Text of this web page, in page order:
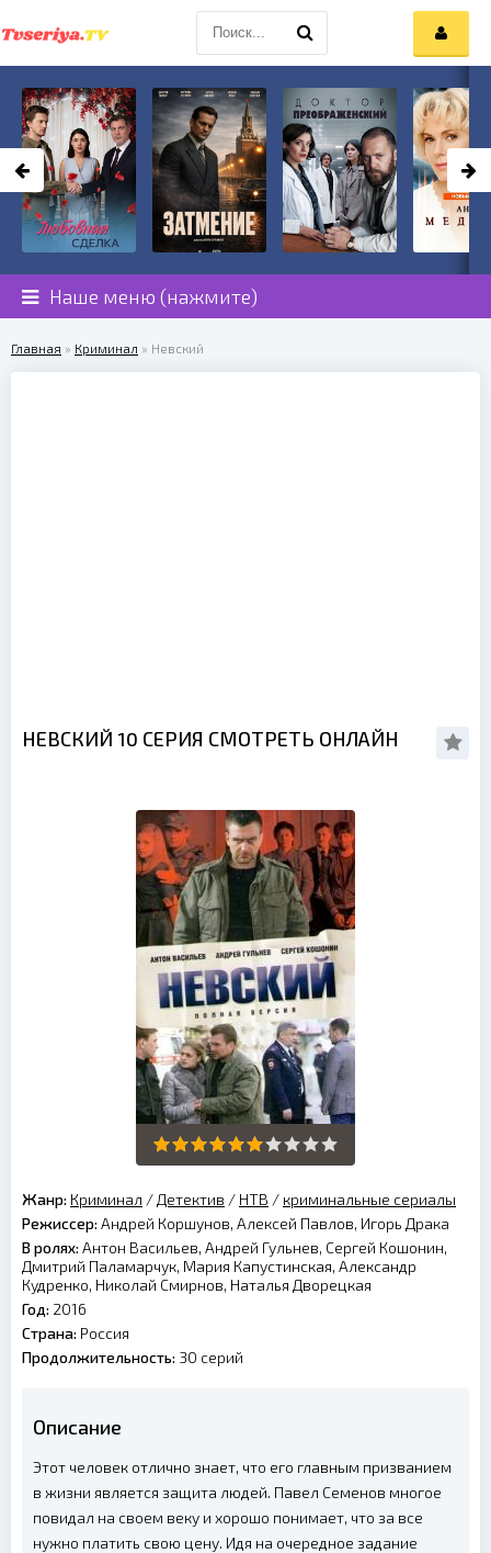
Наше меню (нажмите)
Главная » Криминал » Невский
НЕВСКИЙ 10 СЕРИЯ СМОТРЕТЬ ОНЛАЙН
Жанр: Криминал / Детектив / НТВ / криминальные сериалы
Режиссер: Андрей Коршунов, Алексей Павлов, Игорь Драка
В ролях: Антон Васильев, Андрей Гульнев, Сергей Кошонин,
Дмитрий Паламарчук, Мария Капустинская, Александр
Кудренко, Николай Смирнов, Наталья Дворецкая
Год: 2016
Страна: Россия
Продолжительность: 30 серий
Описание
Этот человек отлично знает, что его главным призванием
в жизни является защита людей. Павел Семенов многое
повидал на своем веку и хорошо понимает, что за все
нужно платить свою цену. Идя на очередное задание